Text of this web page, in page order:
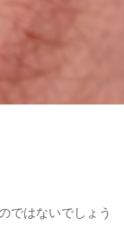
ではないでしょう